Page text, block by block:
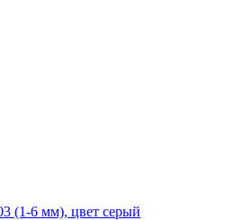
(1-6 мм), цвет серый